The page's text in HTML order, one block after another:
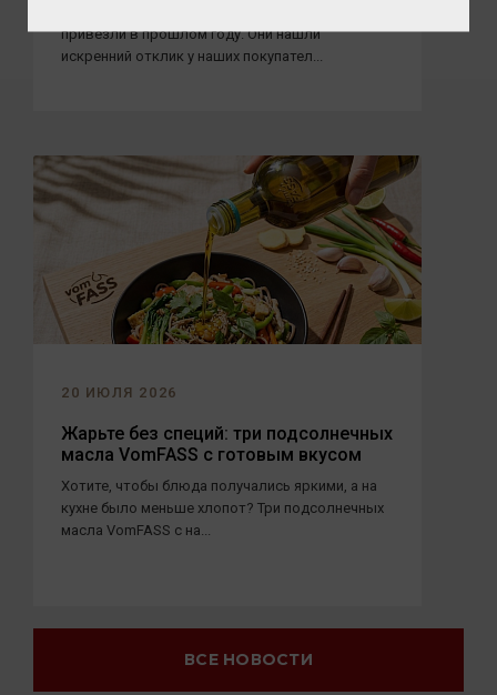
привезли в прошлом году. Они нашли
искренний отклик у наших покупател...
20 ИЮЛЯ 2026
Жарьте без специй: три подсолнечных
масла VomFASS с готовым вкусом
Хотите, чтобы блюда получались яркими, а на
кухне было меньше хлопот? Три подсолнечных
масла VomFASS с на...
ВСЕ НОВОСТИ